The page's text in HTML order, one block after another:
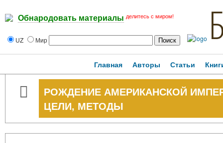
Обнародовать материалы делитесь с миром!
UZ Мир
Главная Авторы Статьи
РОЖДЕНИЕ АМЕРИКАНСКОЙ
ЦЕЛИ, МЕТОДЫ